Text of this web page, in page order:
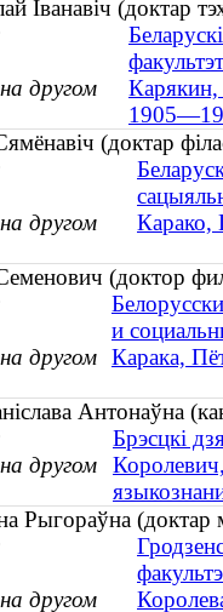
Іванавіч (доктар
факультэт
другом
Карякин,
(доктар
другом
Карако,
(доктор
и
другом Карака,
Антонаўна
Брэсцкі
другом
Рыгораўна (доктар
другом